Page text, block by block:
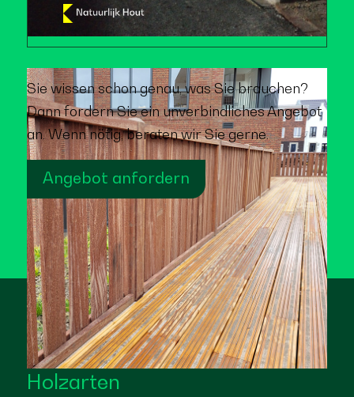
Sie wissen schon genau, was Sie brauchen?
Dann fordern Sie ein unverbindliches Angebot
an. Wenn nötig, beraten wir Sie gerne.
Angebot anfordern
Holzarten